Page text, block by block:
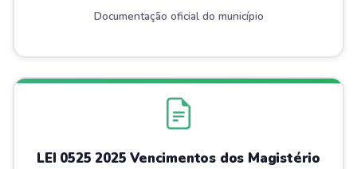
Documentação oficial do município
LEI 0525 2025 Vencimentos dos Magistério